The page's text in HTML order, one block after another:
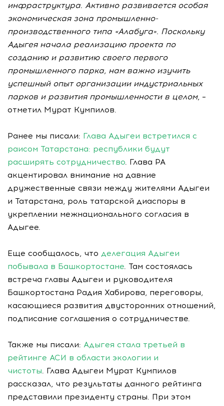
инфраструктура. Активно развивается особая
экономическая зона промышленно-
производственного типа «Алабуга». Поскольку
Адыгея начала реализацию проекта по
созданию и развитию своего первого
промышленного парка, нам важно изучить
успешный опыт организации индустриальных
парков и развития промышленности в целом, –
отметил Мурат Кумпилов.
Ранее мы писали: Глава Адыгеи встретился с
раисом Татарстана: республики будут
расширять сотрудничество. Глава РА
акцентировал внимание на давние
дружественные связи между жителями Адыгеи
и Татарстана, роль татарской диаспоры в
укреплении межнационального согласия в
Адыгее.
Еще сообщалось, что делегация Адыгеи
побывала в Башкортостане. Там состоялась
встреча главы Адыгеи и руководителя
Башкортостана Радия Хабирова, переговоры,
касающиеся развития двусторонних отношений,
подписание соглашения о сотрудничестве.
Также мы писали: Адыгея стала третьей в
рейтинге АСИ в области экологии и
чистоты. Глава Адыгеи Мурат Кумпилов
рассказал, что результаты данного рейтинга
представили президенту страны. При этом